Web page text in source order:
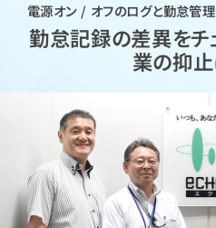
電源オン / オフのログと勤怠管
勤怠記録の差異をチ
業の抑